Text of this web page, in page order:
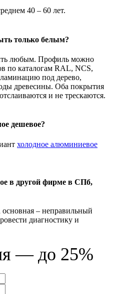
40 – 60 лет.
только белым?
любым. Профиль можно
по каталогам RAL, NCS,
под дерево,
древесины. Оба покрытия
и не трескаются.
дешевое?
холодное алюминиевое
в другой фирме в СПб,
– неправильный
диагностику и
— до 25%